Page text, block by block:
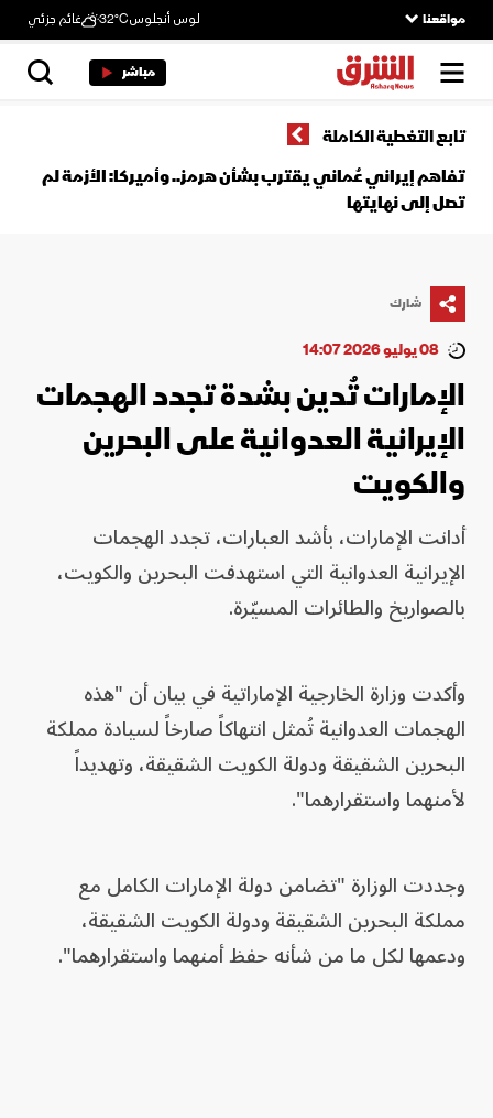
مواقعنا لوس أنجلوس32°C غائم جزئي
مباشر
تابع التغطية الكاملة
تفاهم إيراني عُماني يقترب بشأن هرمز.. وأميركا: الأزمة لم
تصل إلى نهايتها
شارك
08 يوليو 2026 14:07
الإمارات تُدين بشدة تجدد الهجمات
الإيرانية العدوانية على البحرين
والكويت
أدانت الإمارات، بأشد العبارات، تجدد الهجمات
الإيرانية العدوانية التي استهدفت البحرين والكويت،
بالصواريخ والطائرات المسيّرة.
وأكدت وزارة الخارجية الإماراتية في بيان أن "هذه
الهجمات العدوانية تُمثل انتهاكاً صارخاً لسيادة مملكة
البحرين الشقيقة ودولة الكويت الشقيقة، وتهديداً
لأمنهما واستقرارهما".
وجددت الوزارة "تضامن دولة الإمارات الكامل مع
مملكة البحرين الشقيقة ودولة الكويت الشقيقة،
ودعمها لكل ما من شأنه حفظ أمنهما واستقرارهما".